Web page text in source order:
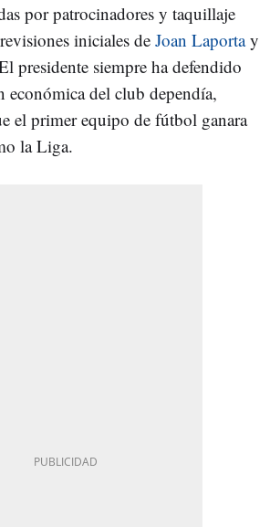
por patrocinadores y taquillaje
iniciales deJoan Laportay
presidente siempre ha defendido
económica del club dependía,
el primer equipo de fútbol ganara
la Liga.